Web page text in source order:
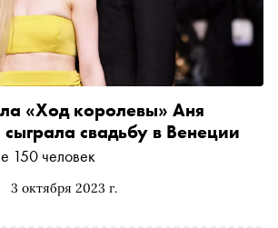
3 октября 2023 г.
«Ход королевы» Аня
свадьбу в Венеции
150 человек